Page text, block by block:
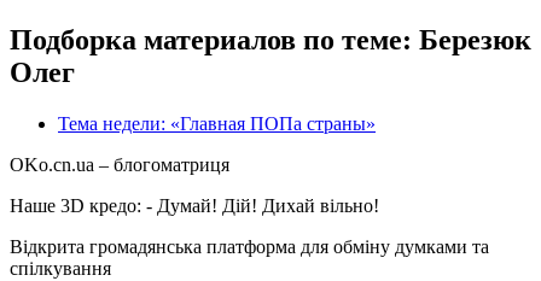
Подборка материалов по теме: Березюк
Олег
Тема недели: «Главная ПОПа страны»
OKo.cn.ua – блогоматриця
Наше 3D кредо: - Думай! Дій! Дихай вільно!
Відкрита громадянська платформа для обміну думками та
спілкування